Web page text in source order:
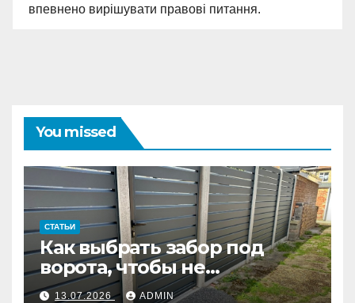
впевнено вирішувати правові питання.
You missed
СТАТЬИ
Как выбрать забор под
ворота, чтобы не
переделывать систему
13.07.2026 ADMIN